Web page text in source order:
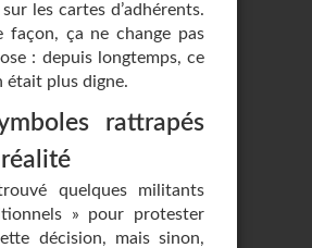
les cartes d’adhérents.
façon, ça ne change pas
: depuis longtemps, ce
était plus digne.
rattrapés
quelques militants
» pour protester
décision, mais sinon,